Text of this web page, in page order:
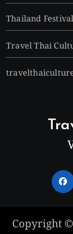
Thailand
Travel Thai
Copyright